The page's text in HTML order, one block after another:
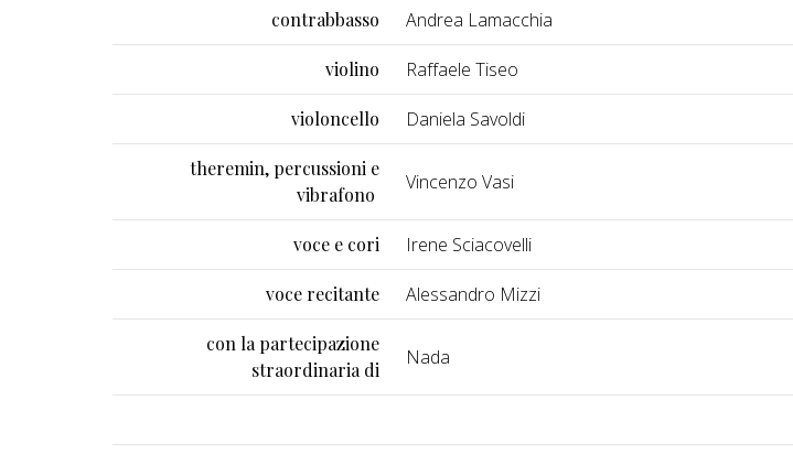
contrabbasso Andrea Lamacchia
violino Raffaele Tiseo
violoncello Daniela Savoldi
theremin, percussioni e
vibrafono
Vincenzo Vasi
voce e cori Irene Sciacovelli
voce recitante Alessandro Mizzi
con la partecipazione
straordinaria di
Nada